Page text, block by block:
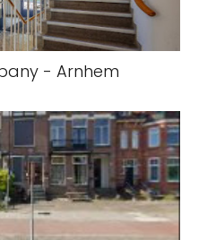
- Arnhem